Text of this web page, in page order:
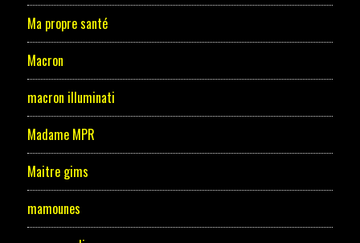
Ma propre santé
Macron
macron illuminati
Madame MPR
Maitre gims
mamounes